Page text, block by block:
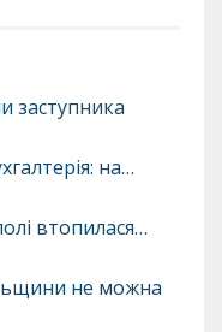
заступника
на…
втопилася…
не можна